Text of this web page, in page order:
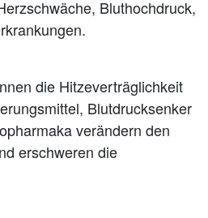
Bluthochdruck,
die Hitzeverträglichkeit
Blutdrucksenker
verändern den
erschweren die